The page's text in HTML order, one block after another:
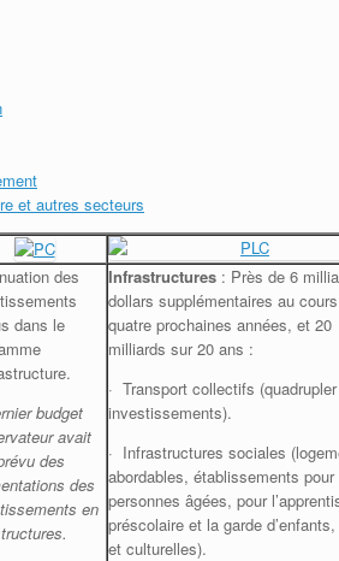
et autres secteurs
des
dans le
budget
avait
des
des
en
ctures.
Infrastructures : Près de 6
dollars supplémentaires au
quatre prochaines années, et 20
milliards sur 20 ans :
· Transport collectifs
investissements).
· Infrastructures sociales
abordables, établissements pour
personnes âgées, pour
préscolaire et la garde
et culturelles).